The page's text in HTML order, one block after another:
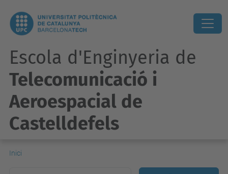
Escola d'Enginyeria de
Telecomunicació i
Aeroespacial de
Castelldefels
Inici